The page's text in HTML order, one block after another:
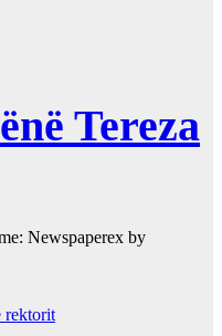
Tereza
Newspaperex by
rektorit